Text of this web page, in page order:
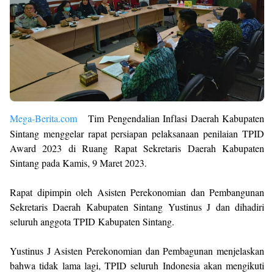
Mega-Berita.com Tim Pengendalian Inflasi Daerah Kabupaten
Sintang menggelar rapat persiapan pelaksanaan penilaian TPID
Award 2023 di Ruang Rapat Sekretaris Daerah Kabupaten
Sintang pada Kamis, 9 Maret 2023.
Rapat dipimpin oleh Asisten Perekonomian dan Pembangunan
Sekretaris Daerah Kabupaten Sintang Yustinus J dan dihadiri
seluruh anggota TPID Kabupaten Sintang.
Yustinus J Asisten Perekonomian dan Pembagunan menjelaskan
bahwa tidak lama lagi, TPID seluruh Indonesia akan mengikuti